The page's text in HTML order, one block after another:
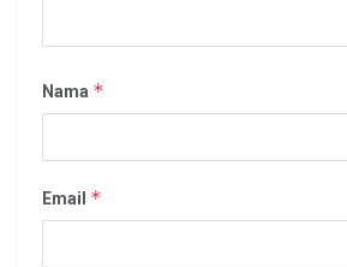
Nama *
Email *